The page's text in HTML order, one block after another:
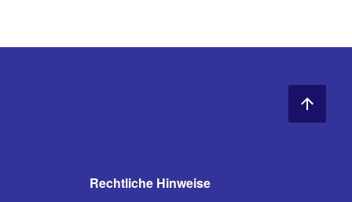
Rechtliche Hinweise